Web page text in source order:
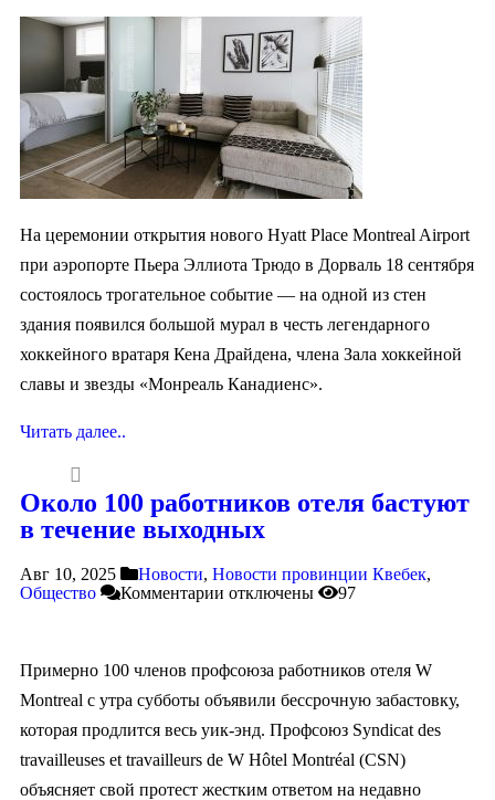
На церемонии открытия нового Hyatt Place Montreal Airport
при аэропорте Пьера Эллиота Трюдо в Дорваль 18 сентября
состоялось трогательное событие — на одной из стен
здания появился большой мурал в честь легендарного
хоккейного вратаря Кена Драйдена, члена Зала хоккейной
славы и звезды «Монреаль Канадиенс».
Читать далее..
Около 100 работников отеля бастуют
в течение выходных
Авг 10, 2025 Новости, Новости провинции Квебек,
Общество
Комментарии отключены 97
Примерно 100 членов профсоюза работников отеля W
Montreal с утра субботы объявили бессрочную забастовку,
которая продлится весь уик-энд. Профсоюз Syndicat des
travailleuses et travailleurs de W Hôtel Montréal (CSN)
объясняет свой протест жестким ответом на недавно